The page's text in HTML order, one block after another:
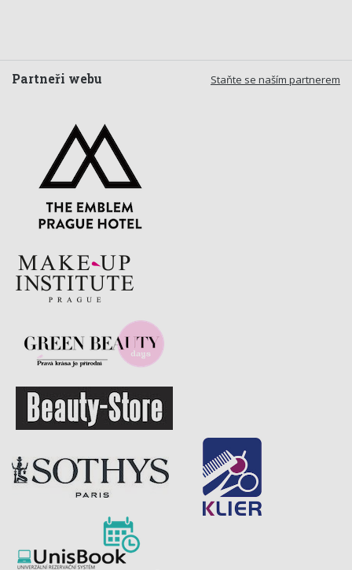
Staňte se naším partnerem
Partneři webu